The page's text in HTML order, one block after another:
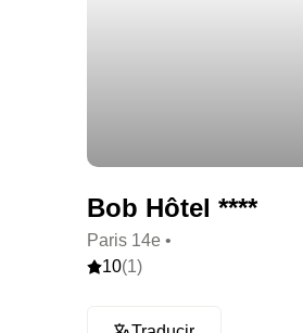
Bob Hôtel ****
Paris 14e •
10(1)